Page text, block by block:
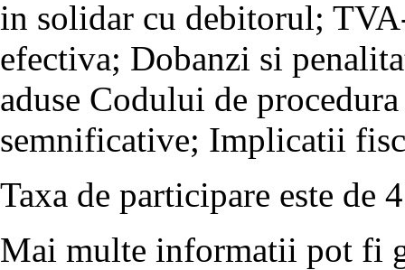
in solidar cu debitorul;
efectiva; Dobanzi si
aduse Codului de
semnificative; Implicatii
Taxa de participare este de
Mai multe informatii pot fi